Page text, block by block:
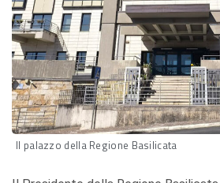
Il palazzo della Regione Basilicata